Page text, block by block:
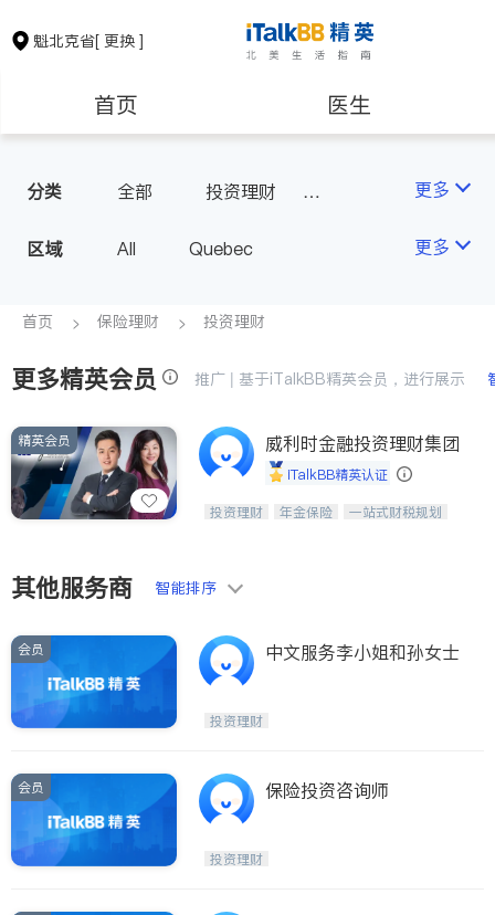
魁北克省[ 更换 ]
首页 医生
房地产租售
建筑装修
分类 全部
投资理财
更多
区域 All Quebec 更多
首页 保险理财 投资理财
更多精英会员 推广 | 基于iTalkBB精英会员，进行展示
精英会员 威利时金融投资理财集团
iTalkBB精英认证
威利时金融集团秉持诚信，提供固定收
投资理财 年金保险
一站式财税规划
长期护理医疗保险
个人保险
其他服务商 智能排序
会员 中文服务李小姐和孙女士
投资理财
会员 保险投资咨询师
投资理财